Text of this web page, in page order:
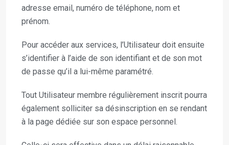
adresse email, numéro de téléphone, nom et
prénom.
Pour accéder aux services, l’Utilisateur doit ensuite
s’identifier à l’aide de son identifiant et de son mot
de passe qu’il a lui-même paramétré.
Tout Utilisateur membre régulièrement inscrit pourra
également solliciter sa désinscription en se rendant
à la page dédiée sur son espace personnel.